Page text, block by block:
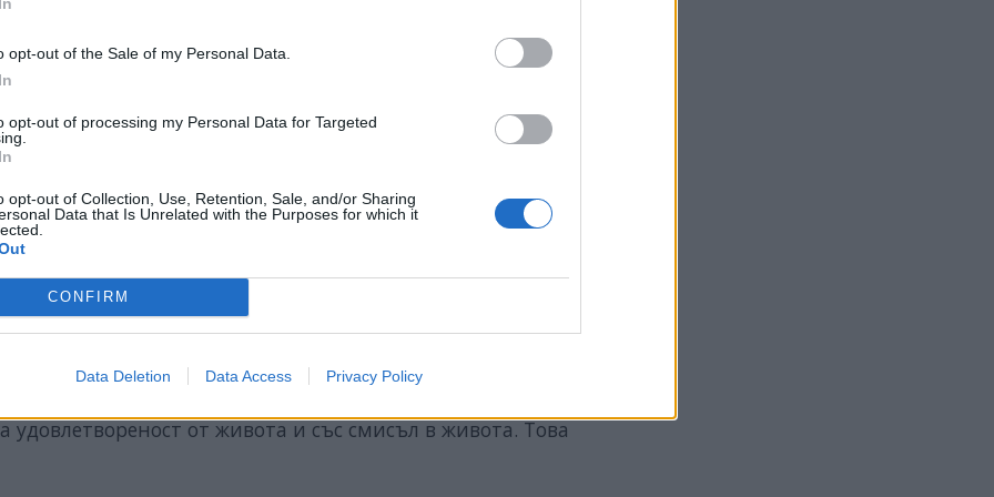
opt-out of the Sale of my Personal Data.
opt-out of processing my Personal Data for Targeted
opt-out of Collection, Use, Retention, Sale, and/or Sharing
Data that Is Unrelated with the Purposes for which it
CONFIRM
Data Deletion Data Access Privacy Policy
от живота може да варира в зависимост
При разглеждане на жени с нисък социално-
щастливи в сравнение с жените без деца. В същото
статус и при мъжете като цяло разликите между тези
в страните от Северна Европа), родителството
от живота и със смисъл в живота. Това